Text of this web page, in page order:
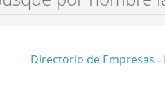
Directorio de Empresas -